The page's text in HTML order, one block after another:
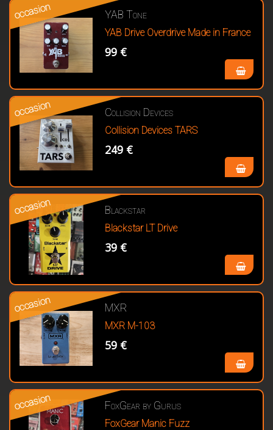
occasion YAB Tone
YAB Drive Overdrive Made in France
99 €
occasion Collision Devices
Collision Devices TARS
249 €
occasion Blackstar
Blackstar LT Drive
39 €
occasion MXR
MXR M-103
59 €
occasion FoxGear by Gurus
FoxGear Manic Fuzz